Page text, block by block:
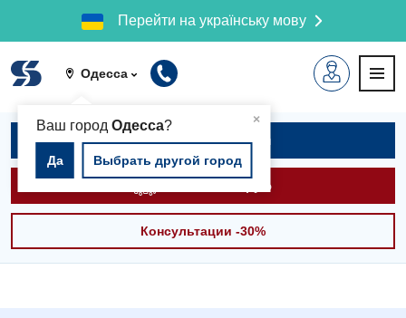
Перейти на українську мову
Одесса
×
Ваш город Одесса?
Да Выбрать другой город
Записаться на приём
Вызвать скорую
Консультации -30%